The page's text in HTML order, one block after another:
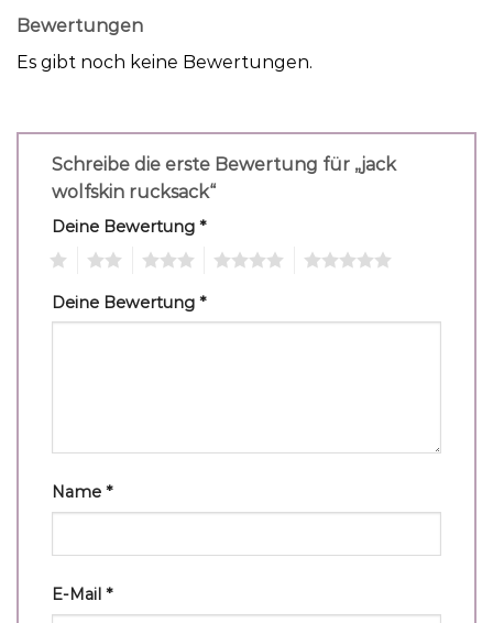
Bewertungen
Es gibt noch keine Bewertungen.
Schreibe die erste Bewertung für „jack
wolfskin rucksack“
Deine Bewertung *
Deine Bewertung *
Name *
E-Mail *